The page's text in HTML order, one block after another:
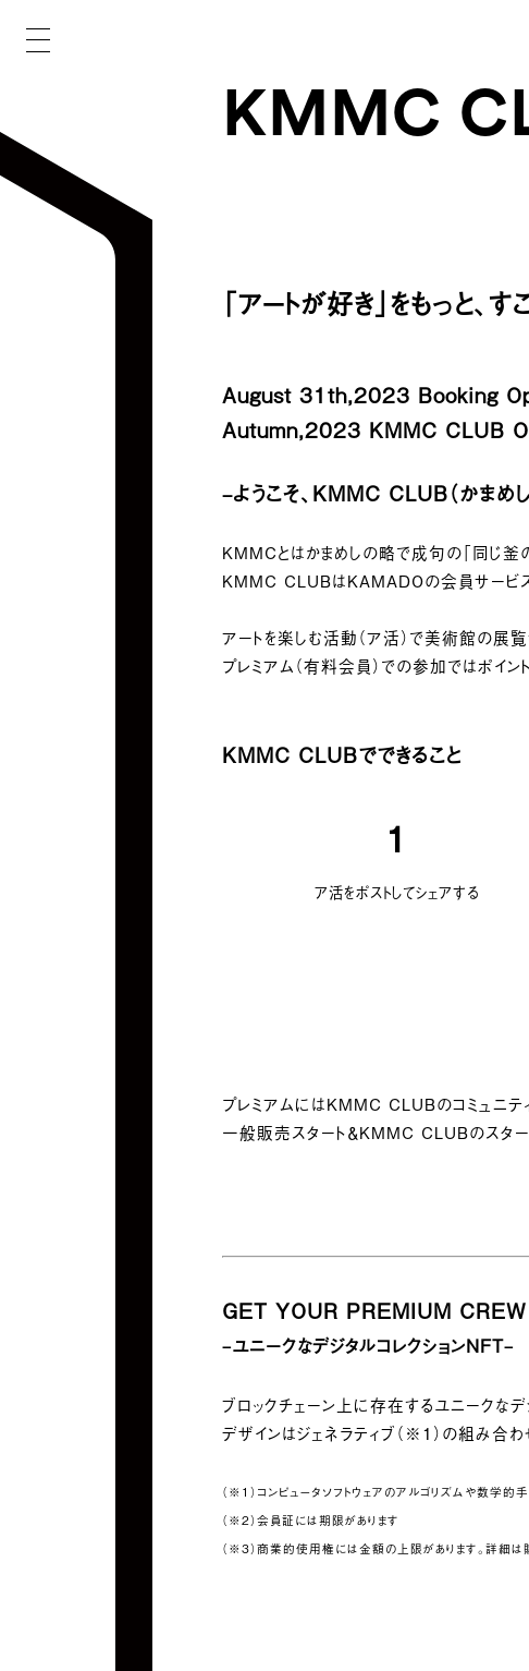
KMMC
「アートが好き」をもっと、す
August 31th,2023 Booking
Autumn,2023 KMMC CLUB
–ようこそ、KMMC CLUB（かまめ
KMMCとはかまめしの略で成句の「同じ釜
KMMC CLUBはKAMADOの会員サービ
アートを楽しむ活動（ア活）で美術館の展
プレミアム（有料会員）での参加ではポイン
KMMC CLUBでできること
1
ア活をポストしてシェアする
プレミアムにはKMMC CLUBのコミュニ
一般販売スタート＆KMMC CLUBのスタ
GET YOUR PREMIUM
–ユニークなデジタルコレクションNFT–
ブロックチェーン上に存在するユニークな
デザインはジェネラティブ（※1）の組み合
（※1）コンピュータソフトウェアのアルゴリズムや数学
（※2）会員証には期限があります
（※3）商業的使用権には金額の上限があります。詳細